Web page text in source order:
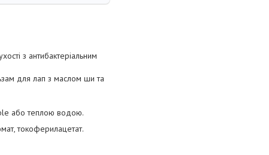
з антибактеріальним
для лап з маслом ши та
або теплою водою.
токоферилацетат.